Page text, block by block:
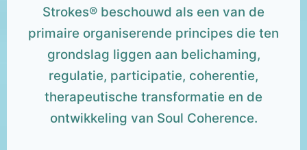
Strokes® beschouwd als een van de
primaire organiserende principes die ten
grondslag liggen aan belichaming,
regulatie, participatie, coherentie,
therapeutische transformatie en de
ontwikkeling van Soul Coherence.